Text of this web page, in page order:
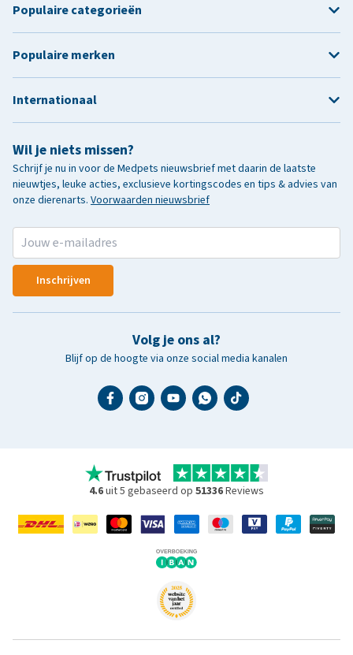
Wil je niets missen?
Schrijf je nu in voor de Medpets nieuwsbrief met daarin de laatste
nieuwtjes, leuke acties, exclusieve kortingscodes en tips & advies van
onze dierenarts. Voorwaarden nieuwsbrief
Inschrijven
Volg je ons al?
Blijf op de hoogte via onze social media kanalen
Populaire categorieën
Populaire merken
Internationaal
4.6uit 5 gebaseerd op 51336Reviews